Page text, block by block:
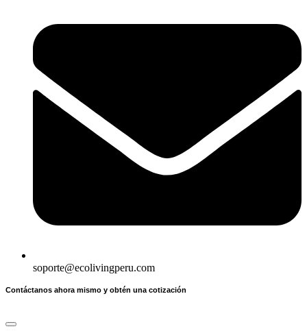
soporte@ecolivingperu.com
Contáctanos ahora mismo y obtén una cotización